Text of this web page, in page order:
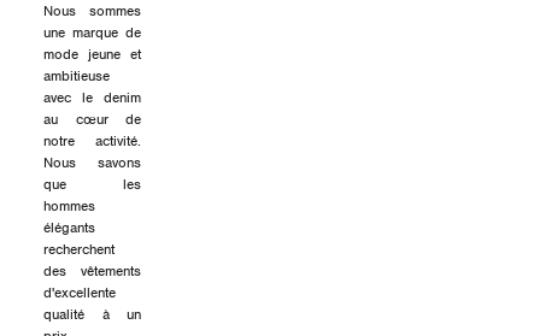
Nous sommes
une marque de
mode jeune et
ambitieuse
avec le denim
au cœur de
notre activité.
Nous savons
que les
hommes
élégants
recherchent
des vêtements
d'excellente
qualité à un